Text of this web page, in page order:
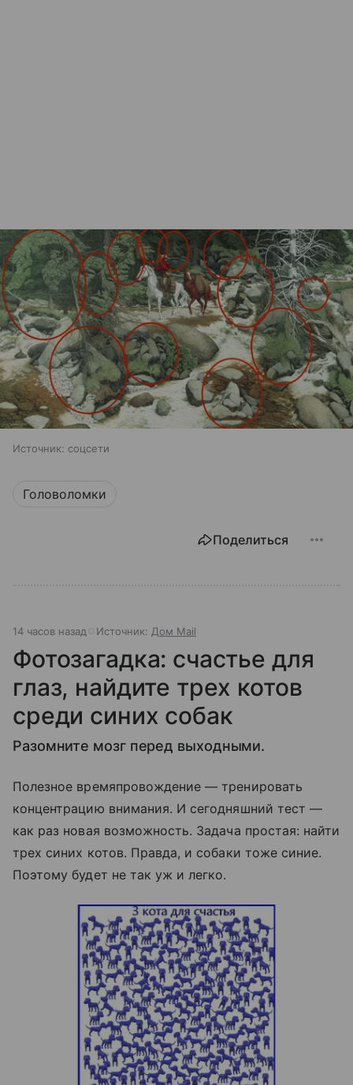
Источник: соцсети
Головоломки
Поделиться
14 часов назад Источник: Дом Mail
Фотозагадка: счастье для
глаз, найдите трех котов
среди синих собак
Разомните мозг перед выходными.
Полезное времяпровождение — тренировать
концентрацию внимания. И сегодняшний тест —
как раз новая возможность. Задача простая: найти
трех синих котов. Правда, и собаки тоже синие.
Поэтому будет не так уж и легко.